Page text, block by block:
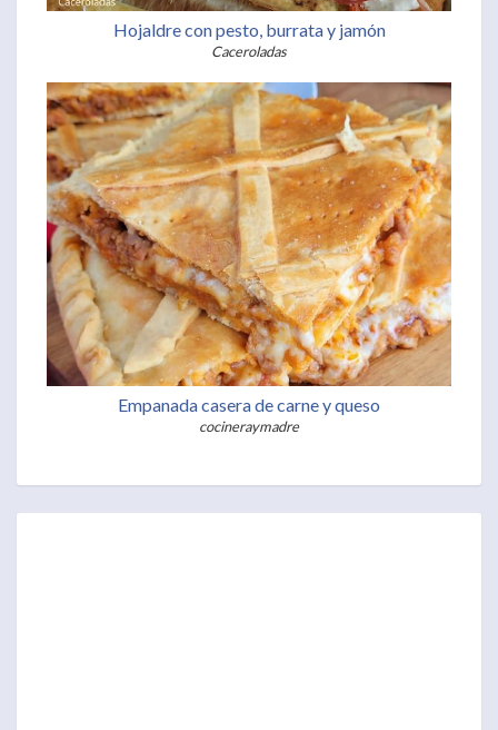
Hojaldre con pesto, burrata y jamón
Caceroladas
Empanada casera de carne y queso
cocineraymadre